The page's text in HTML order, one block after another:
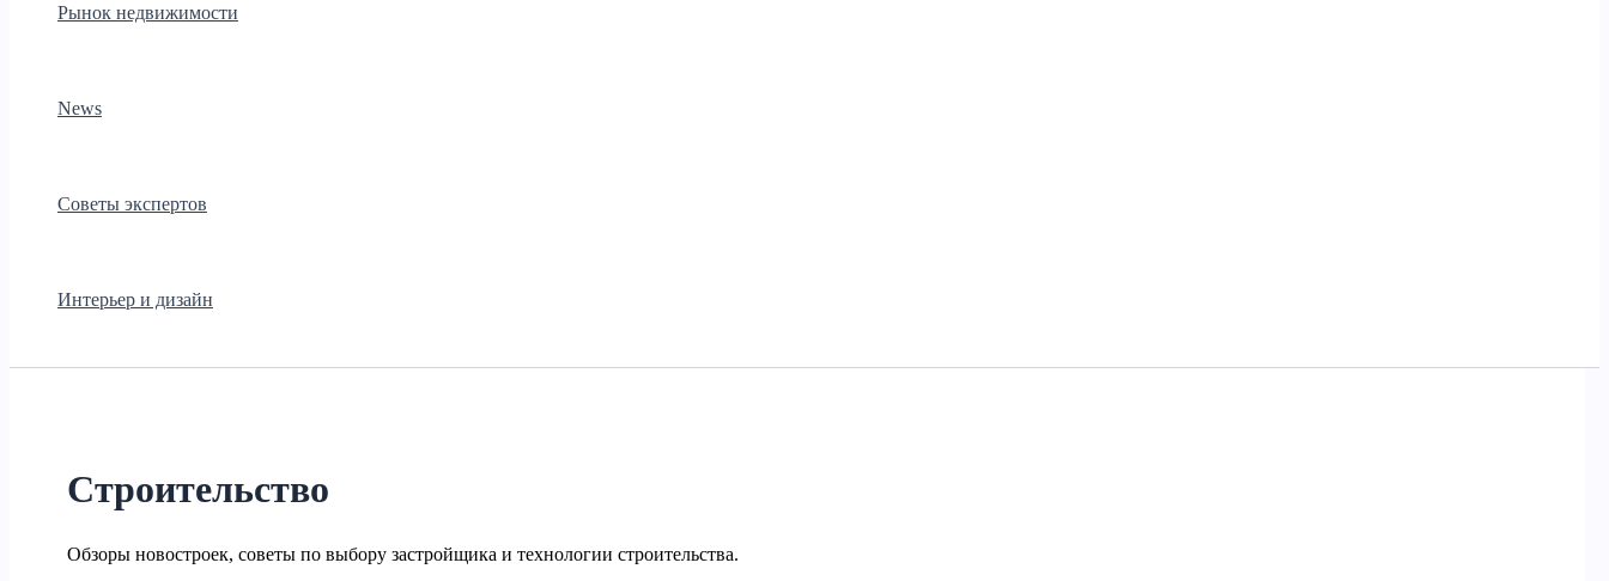
Рынок недвижимости
News
Советы экспертов
Интерьер и дизайн
Строительство
Обзоры новостроек, советы по выбору застройщика и технологии строительства.